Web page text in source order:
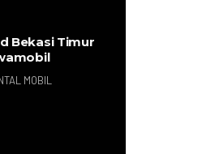
Bekasi Timur
MOBIL